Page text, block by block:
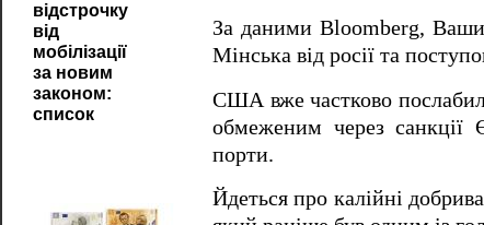
відстрочку
від
мобілізації
за новим
законом:
список
За даними Bloomberg,
Мінська від росії та
США вже частково
обмеженим через санкції
порти.
Йдеться про калійні